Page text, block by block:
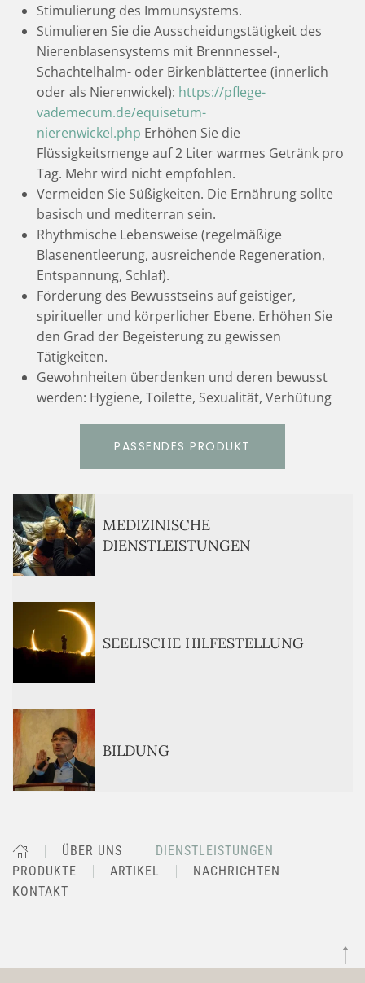
Stimulierung des Immunsystems.
Stimulieren Sie die Ausscheidungstätigkeit des
Nierenblasensystems mit Brennnessel-,
Schachtelhalm- oder Birkenblättertee (innerlich
oder als Nierenwickel): https://pflege-
vademecum.de/equisetum-
nierenwickel.php Erhöhen Sie die
Flüssigkeitsmenge auf 2 Liter warmes Getränk pro
Tag. Mehr wird nicht empfohlen.
Vermeiden Sie Süßigkeiten. Die Ernährung sollte
basisch und mediterran sein.
Rhythmische Lebensweise (regelmäßige
Blasenentleerung, ausreichende Regeneration,
Entspannung, Schlaf).
Förderung des Bewusstseins auf geistiger,
spiritueller und körperlicher Ebene. Erhöhen Sie
den Grad der Begeisterung zu gewissen
Tätigkeiten.
Gewohnheiten überdenken und deren bewusst
werden: Hygiene, Toilette, Sexualität, Verhütung
PASSENDES PRODUKT
MEDIZINISCHE
DIENSTLEISTUNGEN
SEELISCHE HILFESTELLUNG
BILDUNG
ÜBER UNS
DIENSTLEISTUNGEN
PRODUKTE
ARTIKEL
NACHRICHTEN
KONTAKT